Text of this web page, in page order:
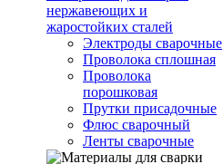
нержавеющих и
жаростойких сталей
Электроды сварочные
Проволока сплошная
Проволока
порошковая
Прутки присадочные
Флюс сварочный
Ленты сварочные